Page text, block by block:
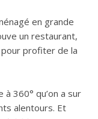
en grande
un restaurant,
profiter de la
à 360° qu’on a sur
alentours. Et